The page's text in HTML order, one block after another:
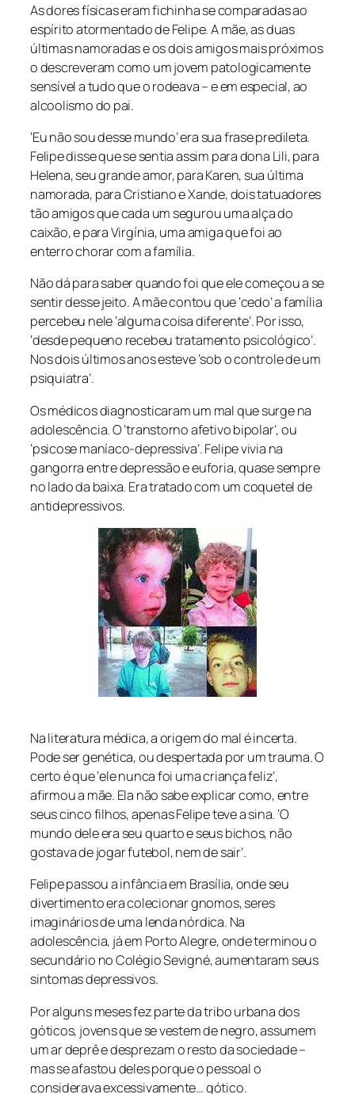
As dores físicas eram fichinha se comparadas ao
espírito atormentado de Felipe. A mãe, as duas
últimas namoradas e os dois amigos mais próximos
o descreveram como um jovem patologicamente
sensível a tudo que o rodeava – e em especial, ao
alcoolismo do pai.
‘Eu não sou desse mundo’ era sua frase predileta.
Felipe disse que se sentia assim para dona Lili, para
Helena, seu grande amor, para Karen, sua última
namorada, para Cristiano e Xande, dois tatuadores
tão amigos que cada um segurou uma alça do
caixão, e para Virgínia, uma amiga que foi ao
enterro chorar com a família.
Não dá para saber quando foi que ele começou a se
sentir desse jeito. A mãe contou que ‘cedo’ a família
percebeu nele ‘alguma coisa diferente’. Por isso,
‘desde pequeno recebeu tratamento psicológico’.
Nos dois últimos anos esteve ‘sob o controle de um
psiquiatra’.
Os médicos diagnosticaram um mal que surge na
adolescência. O ‘transtorno afetivo bipolar’, ou
‘psicose maníaco-depressiva’. Felipe vivia na
gangorra entre depressão e euforia, quase sempre
no lado da baixa. Era tratado com um coquetel de
antidepressivos.
Na literatura médica, a origem do mal é incerta.
Pode ser genética, ou despertada por um trauma. O
certo é que ‘ele nunca foi uma criança feliz’,
afirmou a mãe. Ela não sabe explicar como, entre
seus cinco filhos, apenas Felipe teve a sina. ‘O
mundo dele era seu quarto e seus bichos, não
gostava de jogar futebol, nem de sair’.
Felipe passou a infância em Brasília, onde seu
divertimento era colecionar gnomos, seres
imaginários de uma lenda nórdica. Na
adolescência, já em Porto Alegre, onde terminou o
secundário no Colégio Sevigné, aumentaram seus
sintomas depressivos.
Por alguns meses fez parte da tribo urbana dos
góticos, jovens que se vestem de negro, assumem
um ar deprê e desprezam o resto da sociedade –
mas se afastou deles porque o pessoal o
considerava excessivamente… gótico.